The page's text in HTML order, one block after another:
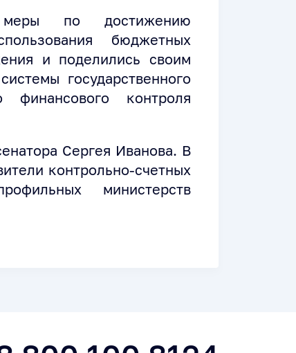
меры по достижению
бюджетных
и поделились своим
государственного
финансового контроля
Сергея Иванова. В
контрольно-счетных
министерств